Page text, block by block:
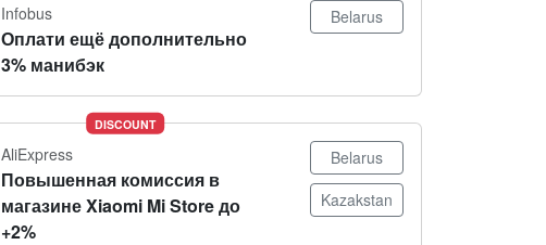
Infobus
Оплати ещё дополнительно
3% манибэк
Belarus
DISCOUNT
AliExpress
Повышенная комиссия в
магазине Xiaomi Mi Store до
+2%
Belarus
Kazakstan